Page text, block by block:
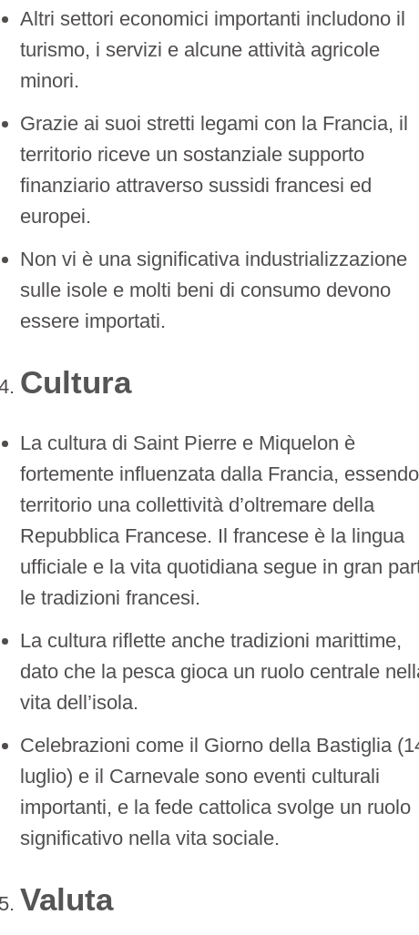
Altri settori economici importanti includono il
turismo, i servizi e alcune attività agricole
minori.
Grazie ai suoi stretti legami con la Francia, il
territorio riceve un sostanziale supporto
finanziario attraverso sussidi francesi ed
europei.
Non vi è una significativa industrializzazione
sulle isole e molti beni di consumo devono
essere importati.
Cultura
La cultura di Saint Pierre e Miquelon è
fortemente influenzata dalla Francia, essendo
territorio una collettività d’oltremare della
Repubblica Francese. Il francese è la lingua
ufficiale e la vita quotidiana segue in gran
le tradizioni francesi.
La cultura riflette anche tradizioni marittime,
dato che la pesca gioca un ruolo centrale
vita dell’isola.
Celebrazioni come il Giorno della Bastiglia
luglio) e il Carnevale sono eventi culturali
importanti, e la fede cattolica svolge un ruolo
significativo nella vita sociale.
Valuta